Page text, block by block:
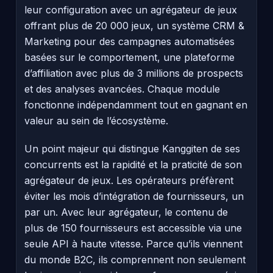
leur configuration avec un agrégateur de jeux
offrant plus de 20 000 jeux, un système CRM &
Marketing pour des campagnes automatisées
basées sur le comportement, une plateforme
d’affiliation avec plus de 3 millions de prospects
et des analyses avancées. Chaque module
fonctionne indépendamment tout en gagnant en
valeur au sein de l’écosystème.
Un point majeur qui distingue Kanggiten de ses
concurrents est la rapidité et la praticité de son
agrégateur de jeux. Les opérateurs préfèrent
éviter les mois d’intégration de fournisseurs, un
par un. Avec leur agrégateur, le contenu de
plus de 150 fournisseurs est accessible via une
seule API à haute vitesse. Parce qu’ils viennent
du monde B2C, ils comprennent non seulement